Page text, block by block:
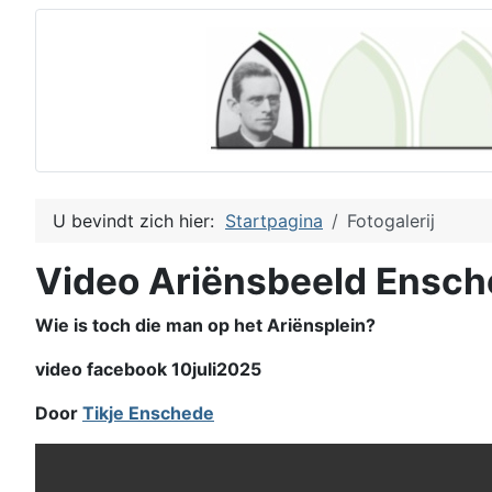
U bevindt zich hier: Startpagina Fotogalerij
Video Ariënsbeeld
Wie is toch die man op het Ariënsplein?
video facebook 10juli2025
Door Tikje Enschede